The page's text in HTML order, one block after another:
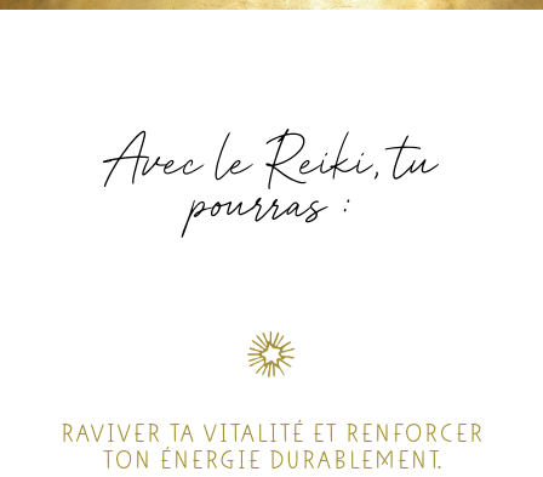
Avec le Reiki, tu
pourras :
RAVIVER TA VITALITÉ ET RENFORCER
TON ÉNERGIE DURABLEMENT.